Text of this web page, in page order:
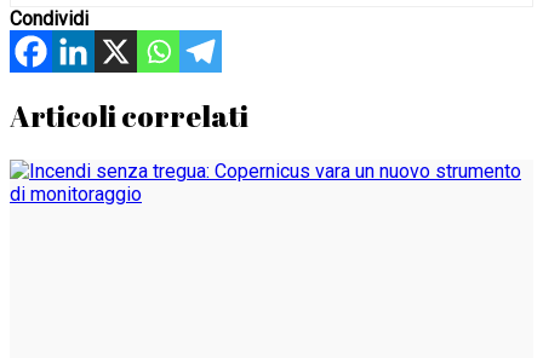
Condividi
Articoli correlati